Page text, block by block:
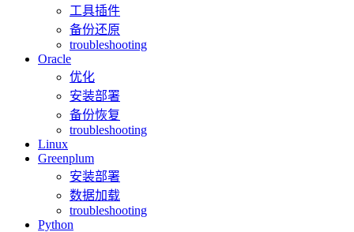
工具插件
备份还原
troubleshooting
Oracle
优化
安装部署
备份恢复
troubleshooting
Linux
Greenplum
安装部署
数据加载
troubleshooting
Python